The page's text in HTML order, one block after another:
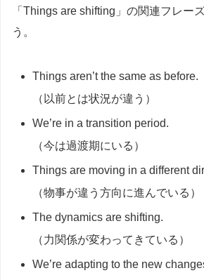
「Things are shifting」の関連フレー
う。
Things aren’t the same as before.
（以前とは状況が違う）
We’re in a transition period.
（今は過渡期にいる）
Things are moving in a different
（物事が違う方向に進んでいる）
The dynamics are shifting.
（力関係が変わってきている）
We’re adapting to the new